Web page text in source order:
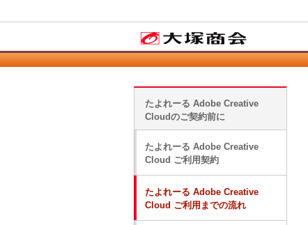
たよれーる Adobe Creative
Cloudのご契約前に
たよれーる Adobe Creative
Cloud ご利用契約
たよれーる Adobe Creative
Cloud ご利用までの流れ